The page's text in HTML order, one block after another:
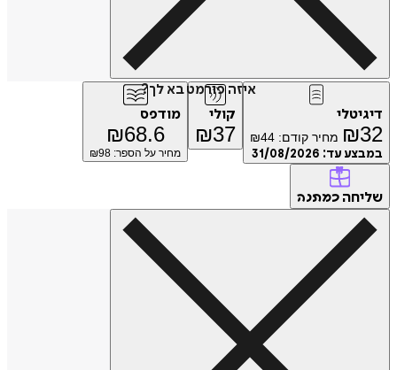
איזה פורמט בא לך?
דיגיטלי
₪32 מחיר קודם: ₪44
במבצע עד: 31/08/2026
קולי
₪37
מודפס
₪68.6
מחיר על הספר: ₪ 98
שליחה כמתנה